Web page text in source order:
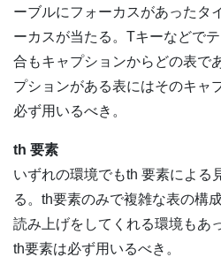
ーブルにフォーカスがあったタ
ーカスが当たる。Tキーなどで
合もキャプションからどの表で
プションがある表にはそのキャ
必ず用いるべき。
th 要素
いずれの環境でもth 要素による
る。th要素のみで複雑な表の構
読み上げをしてくれる環境もあ
th要素は必ず用いるべき。